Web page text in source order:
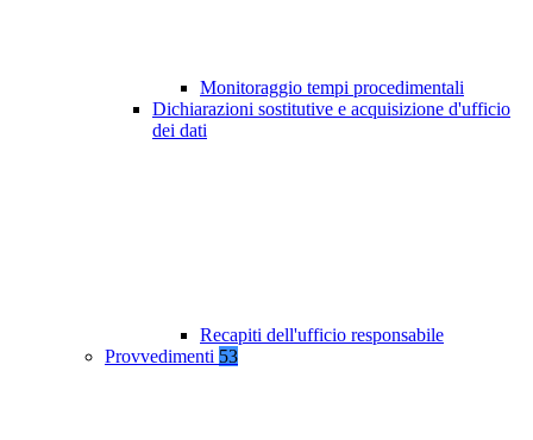
Monitoraggio tempi procedimentali
Dichiarazioni sostitutive e acquisizione d'ufficio
dei dati
Recapiti dell'ufficio responsabile
Provvedimenti 53